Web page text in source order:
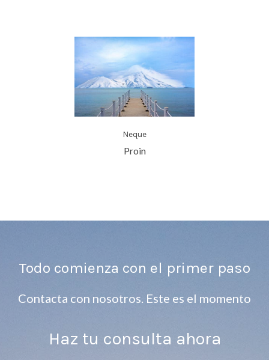
Neque
Proin
Todo comienza con el primer paso
Contacta con nosotros. Este es el momento
Haz tu consulta ahora